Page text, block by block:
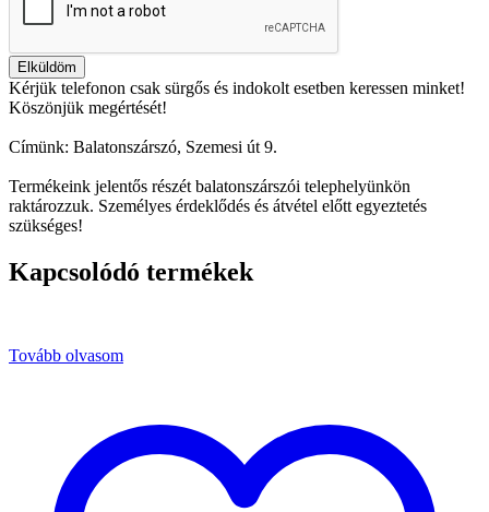
Elküldöm
Kérjük telefonon csak sürgős és indokolt esetben keressen minket!
Köszönjük megértését!
Címünk: Balatonszárszó, Szemesi út 9.
Termékeink jelentős részét balatonszárszói telephelyünkön
raktározzuk. Személyes érdeklődés és átvétel előtt egyeztetés
szükséges!
Kapcsolódó termékek
Tovább olvasom